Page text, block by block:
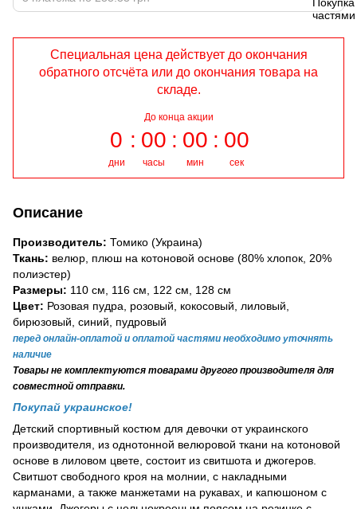
Специальная цена действует до окончания
обратного отсчёта или до окончания товара на
складе.
До конца акции
0
дни
00
часы
00
мин
00
сек
Описание
Производитель: Томико (Украина)
Ткань: велюр, плюш на котоновой основе (80% хлопок, 20%
полиэстер)
Размеры: 110 см, 116 см, 122 см, 128 см
Цвет: Розовая пудра, розовый, кокосовый, лиловый,
бирюзовый, синий, пудровый
перед онлайн-оплатой и оплатой частями необходимо уточнять
наличие
Товары не комплектуются товарами другого производителя для
совместной отправки.
Покупай украинское!
Детский спортивный костюм для девочки от украинского
производителя, из однотонной велюровой ткани на котоновой
основе в лиловом цвете, состоит из свитшота и джогеров.
Свитшот свободного кроя на молнии, с накладными
карманами, а также манжетами на рукавах, и капюшоном с